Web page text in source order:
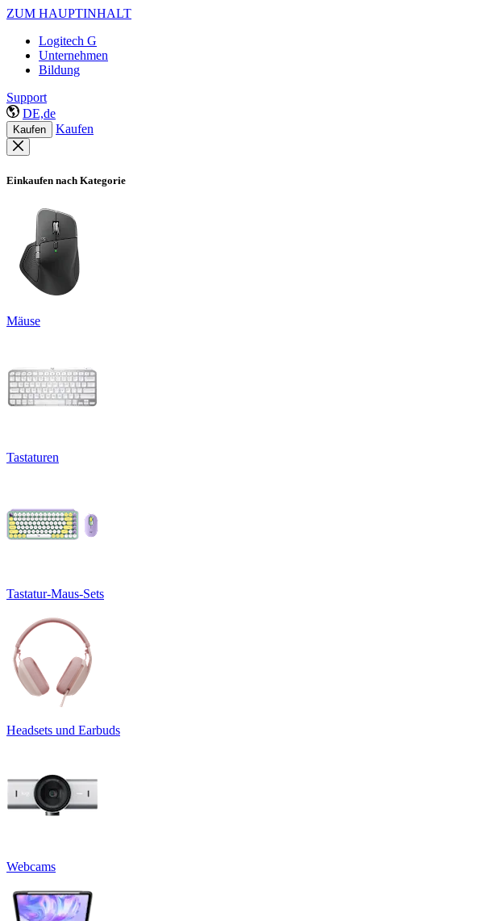
ZUM HAUPTINHALT
Logitech G
Unternehmen
Bildung
Support
DE,de
Kaufen Kaufen
Einkaufen nach Kategorie
Mäuse
Tastaturen
Tastatur-Maus-Sets
Headsets und Earbuds
Webcams